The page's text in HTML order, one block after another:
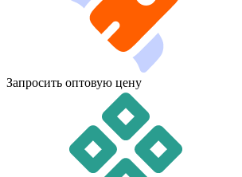
Запросить оптовую цену